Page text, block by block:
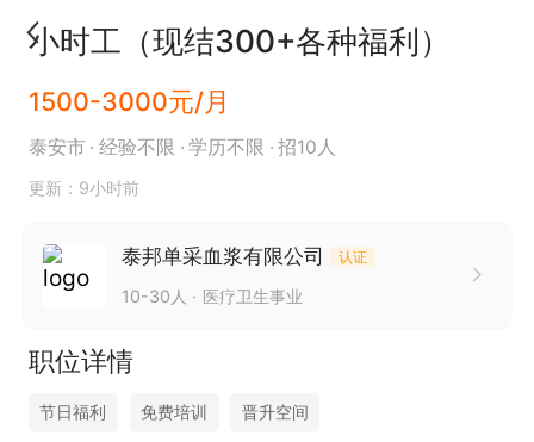
小时工（现结300+各种福利）
1500-3000元/月
泰安市 经验不限 学历不限 招10人
更新：9小时前
泰邦单采血浆有限公司 认证
10-30人 医疗卫生事业
职位详情
节日福利 免费培训 晋升空间